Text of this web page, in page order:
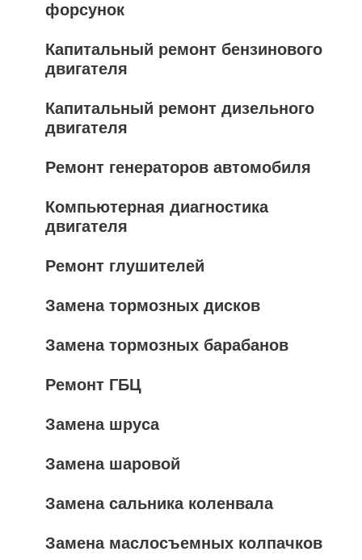
форсунок
Капитальный ремонт бензинового
двигателя
Капитальный ремонт дизельного
двигателя
Ремонт генераторов автомобиля
Компьютерная диагностика
двигателя
Ремонт глушителей
Замена тормозных дисков
Замена тормозных барабанов
Ремонт ГБЦ
Замена шруса
Замена шаровой
Замена сальника коленвала
Замена маслосъемных колпачков